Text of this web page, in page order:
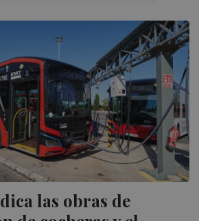
las obras de